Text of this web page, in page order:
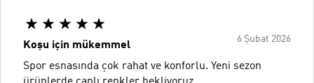
6 Şubat 2026
Koşu için mükemmel
Spor esnasında çok rahat ve konforlu. Yeni sezon